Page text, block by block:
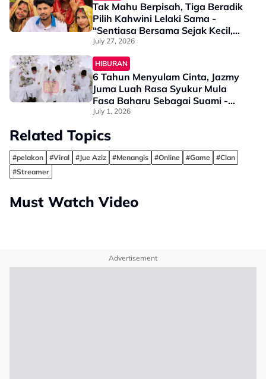
Tak Mahu Berpisah, Tiga Beradik
Pilih Kahwini Lelaki Sama -
“Sentiasa Bersama Sejak Kecil,
Tak Dapat Bayangkan Hidup
Berjauhan”
July 27, 2026
HIBURAN
6 Tahun Menyulam Cinta, Jazmy
Juma Luah Rasa Syukur Mula
Fasa Baharu Sebagai Suami -
“Terima Kasih Kerana…”
July 1, 2026
Related Topics
#pelakon #Viral #Jue Aziz #Menangis #Online #Game
#Clan
#Streamer
Must Watch Video
Advertisement